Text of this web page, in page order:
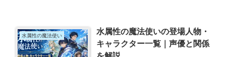
水属性の魔法使い
水属性の魔法使いの登場人物・
キャラクター一覧｜声優と関係